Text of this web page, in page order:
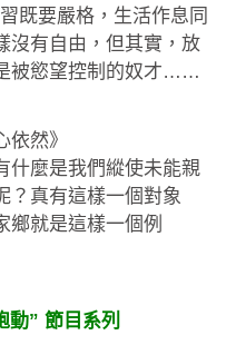
既要嚴格，生活作息同
沒有自由，但其實，放
被慾望控制的奴才……
然》
什麼是我們縱使未能親
？真有這樣一個對象
鄉就是這樣一個例
動” 節目系列